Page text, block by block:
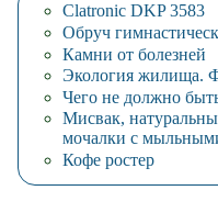
Clatronic DKP 3583
Обруч
Камни от болезней
Экология жилища.
Чего не должно
Мисвак,
мочалки с
Кофе ростер